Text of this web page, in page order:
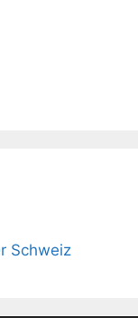
Schweiz